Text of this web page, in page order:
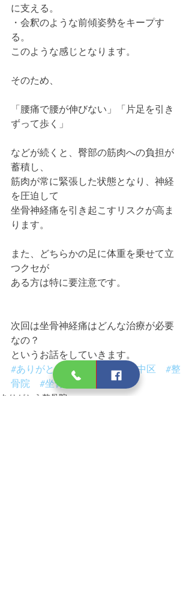
に支える。
・会釈のような前傾姿勢をキープす
る。
このような感じとなります。
そのため、
「腰痛で腰が伸びない」「片足を引き
ずって歩く」
などが続くと、臀部の筋肉への負担が
蓄積し、
筋肉が常に緊張した状態となり、神経
を圧迫して
坐骨神経痛を引き起こすリスクが高ま
ります。
また、どちらかの足に体重を乗せて立
つクセが
ある方は特に要注意です。
次回は坐骨神経痛はどんな治療が必要
なの？
というお話をしていきます。
#ありがとう整骨院
#岡山市中区
#整
骨院
#坐骨神経痛 #腰痛
ありがとう整骨院